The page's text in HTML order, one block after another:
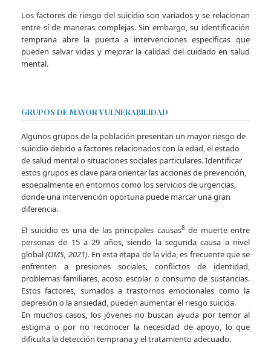
Los factores de riesgo del suicidio son variados y se relacionan
entre sí de maneras complejas. Sin embargo, su identificación
temprana abre la puerta a intervenciones específicas que
pueden salvar vidas y mejorar la calidad del cuidado en salud
mental.
GRUPOS DE MAYOR VULNERABILIDAD
Algunos grupos de la población presentan un mayor riesgo de
suicidio debido a factores relacionados con la edad, el estado
de salud mental o situaciones sociales particulares. Identificar
estos grupos es clave para orientar las acciones de prevención,
especialmente en entornos como los servicios de urgencias,
donde una intervención oportuna puede marcar una gran
diferencia.
El suicidio es una de las principales causas8 de muerte entre
personas de 15 a 29 años, siendo la segunda causa a nivel
global(OMS, 2021). En esta etapa de la vida, es frecuente que se
enfrenten a presiones sociales, conflictos de identidad,
problemas familiares, acoso escolar o consumo de sustancias.
Estos factores, sumados a trastornos emocionales como la
depresión o la ansiedad, pueden aumentar el riesgo suicida.
En muchos casos, los jóvenes no buscan ayuda por temor al
estigma o por no reconocer la necesidad de apoyo, lo que
dificulta la detección temprana y el tratamiento adecuado.